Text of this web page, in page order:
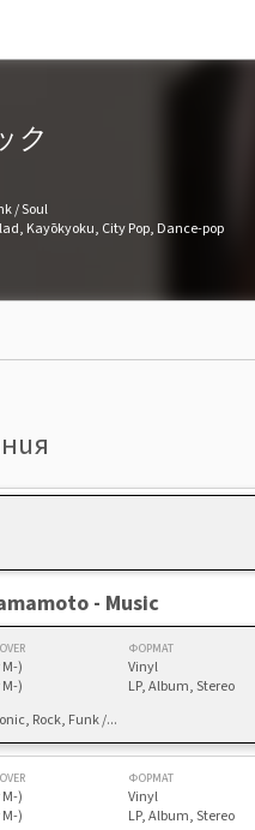
ク
/ Soul
, Kayōkyoku, City Pop, Dance-pop
- Music
)
)
ФОРМАТ
Vinyl
LP, Album, Stereo
Rock, Funk /...
)
)
ФОРМАТ
Vinyl
LP, Album, Stereo